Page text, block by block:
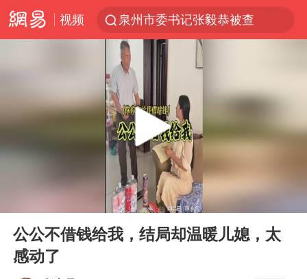
视频
泉州市委书记张毅恭被查
胜宏科技：股票交易异常波动
“秋天的第一杯奶茶”6岁了
四川宜宾市高县4.9级地震致1人死亡
国乒男单横滨冠军赛全军覆没
38岁演员求职万岁山NPC成功
Play
01:09
公公不借钱给我，结局却温暖儿媳，太
感动了